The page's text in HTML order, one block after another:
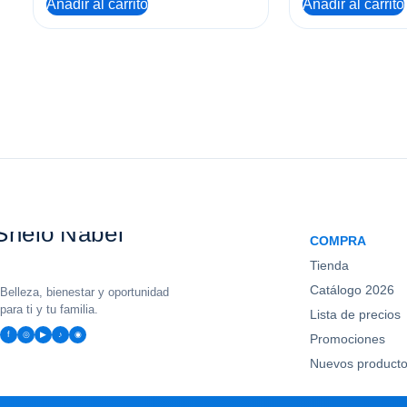
Añadir al carrito Añadir al carrito
Belleza, bienestar y oportunidad
para ti y tu familia.
f ◎ ▶ ♪ ◉
COMPRA
Tienda
Catálogo 2026
Lista de precios
Promociones
Nuevos